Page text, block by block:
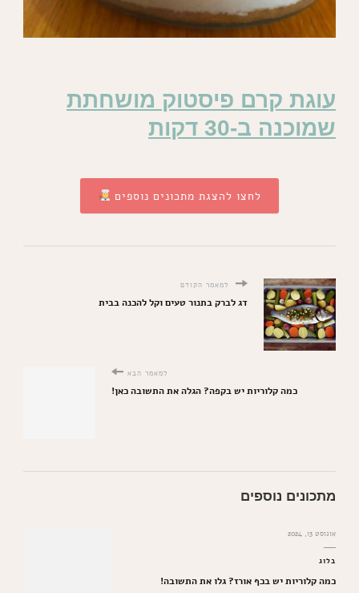
עוגת קרם פיסטוק מושחתת
שמוכנה ב-30 דקות
לחצו להצגת מתכונים נוספים
למאמר הקודם
דג לברק בתנור טעים וקל להכנה בבית
למאמר הבא
כמה קלוריות יש בקפה? הגלה את התשובה כאן!
מתכונים נוספים
אוגוסט 13, 2024
בלוג
כמה קלוריות יש בכף אורז? גלו את התשובה!